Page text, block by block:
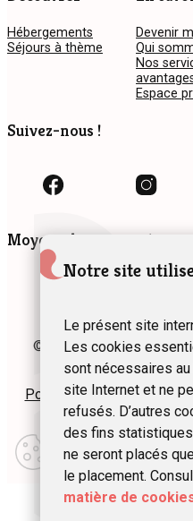
Hébergements
Séjours à thème
Devenir
Qui
Nos
Espace
Suivez-nous !
Moyens de paiement
Modifier
mes
préférences
d\’utilisation
© 2024 Fédération des
Politique de confidentialité
Notre site
Le présent site
Les cookies
sont nécessaires
site Internet et ne
refusés. D’autres
des fins
ne seront placés
le placement.
matière de